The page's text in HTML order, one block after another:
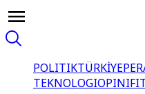
POLITIKTÜRKİYE
TEKNOLOGIOPINI